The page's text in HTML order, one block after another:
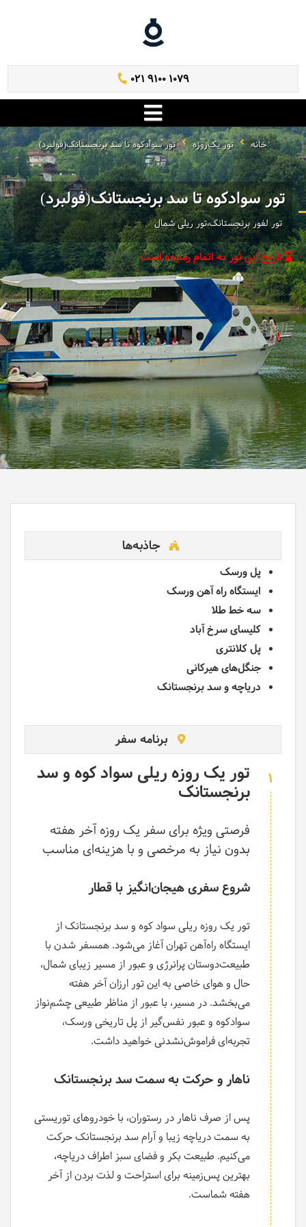
021 9100 1079
خانه تور یک‌روزه تور سوادکوه تا سد برنجستانک(فولبرد)
تور سوادکوه تا سد برنجستانک(فولبرد)
تور لفور برنجستانک،تور ریلی شمال
تاریخ این تور به اتمام رسیده است
جاذبه‌ها
پل ورسک
ایستگاه راه آهن ورسک
سه خط طلا
کلیسای سرخ آباد
پل کلانتری
جنگل‌های هیرکانی
دریاچه و سد برنجستانک
برنامه سفر
1 تور یک روزه ریلی سواد کوه و سد
برنجستانک
فرصتی ویژه برای سفر یک روزه آخر هفته
بدون نیاز به مرخصی و با هزینه‌ای مناسب
شروع سفری هیجان‌انگیز با قطار
تور یک روزه ریلی سواد کوه و سد برنجستانک از
ایستگاه راه‌آهن تهران آغاز می‌شود. همسفر شدن با
طبیعت‌دوستان پرانرژی و عبور از مسیر زیبای شمال،
حال و هوای خاصی به این تور ارزان آخر هفته
می‌بخشد. در مسیر، با عبور از مناظر طبیعی چشم‌نواز
سوادکوه و عبور نفس‌گیر از پل تاریخی ورسک،
تجربه‌ای فراموش‌نشدنی خواهید داشت.
ناهار و حرکت به سمت سد برنجستانک
پس از صرف ناهار در رستوران، با خودروهای توریستی
به سمت دریاچه زیبا و آرام سد برنجستانک حرکت
می‌کنیم. طبیعت بکر و فضای سبز اطراف دریاچه،
بهترین پس‌زمینه برای استراحت و لذت بردن از آخر
هفته شماست.